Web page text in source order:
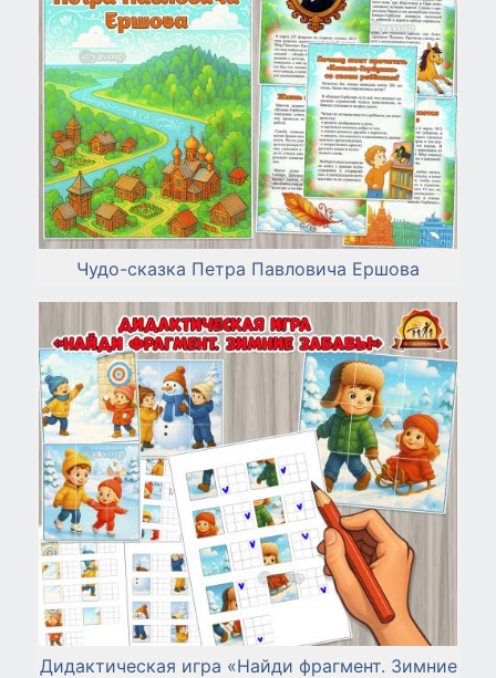
Чудо-сказка Петра Павловича Ершова
Дидактическая игра «Найди фрагмент. Зимние